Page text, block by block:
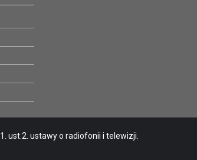
ust.2. ustawy o radiofonii i telewizji.